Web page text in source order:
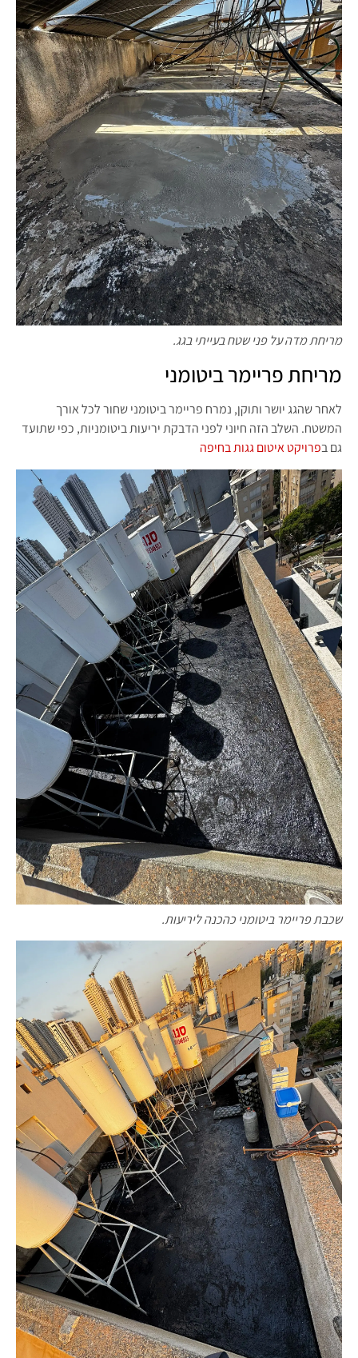
מריחת מדה על פני שטח בעייתי בגג.
מריחת פריימר ביטומני
לאחר שהגג יושר ותוקן, נמרח פריימר ביטומני שחור לכל אורך
המשטח. השלב הזה חיוני לפני הדבקת יריעות ביטומניות, כפי שתועד
גם בפרויקט איטום גגות בחיפה
שכבת פריימר ביטומני כהכנה ליריעות.